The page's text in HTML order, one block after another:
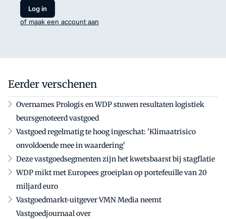
Log in
of maak een account aan
Eerder verschenen
Overnames Prologis en WDP stuwen resultaten logistiek
beursgenoteerd vastgoed
Vastgoed regelmatig te hoog ingeschat: 'Klimaatrisico
onvoldoende mee in waardering'
Deze vastgoedsegmenten zijn het kwetsbaarst bij stagflatie
WDP mikt met Europees groeiplan op portefeuille van 20
miljard euro
Vastgoedmarkt-uitgever VMN Media neemt
Vastgoedjournaal over